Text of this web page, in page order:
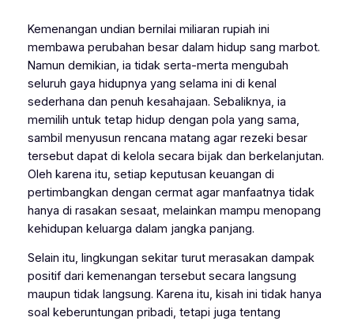
Kemenangan undian bernilai miliaran rupiah ini
membawa perubahan besar dalam hidup sang marbot.
Namun demikian, ia tidak serta-merta mengubah
seluruh gaya hidupnya yang selama ini di kenal
sederhana dan penuh kesahajaan. Sebaliknya, ia
memilih untuk tetap hidup dengan pola yang sama,
sambil menyusun rencana matang agar rezeki besar
tersebut dapat di kelola secara bijak dan berkelanjutan.
Oleh karena itu, setiap keputusan keuangan di
pertimbangkan dengan cermat agar manfaatnya tidak
hanya di rasakan sesaat, melainkan mampu menopang
kehidupan keluarga dalam jangka panjang.
Selain itu, lingkungan sekitar turut merasakan dampak
positif dari kemenangan tersebut secara langsung
maupun tidak langsung. Karena itu, kisah ini tidak hanya
soal keberuntungan pribadi, tetapi juga tentang